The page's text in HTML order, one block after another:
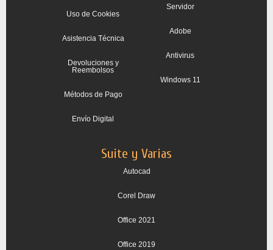
Uso de Cookies
Asistencia Técnica
Devoluciones y
Reembolsos
Métodos de Pago
Envío Digital
Servidor
Adobe
Antivirus
Windows 11
Suite y Varias
Autocad
Corel Draw
Office 2021
Office 2019